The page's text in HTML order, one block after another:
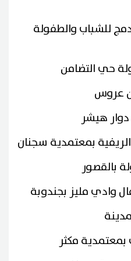
للشباب والطفولة
حي التضامن
عروس
دوار هيشر
الريفية بمعتمدية سجنان
بالقصور
وادي مليز بجندوبة
بمعتمدية مكثر